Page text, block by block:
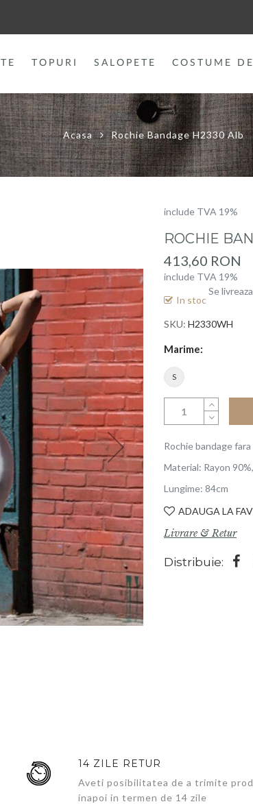
TOPURI SALOPETE COSTUME
Acasa Rochie Bandage H2330 Alb
include TVA 19%
ROCHIE
413,60 RON
include TVA 19%
In stoc
Se
SKU H2330WH
Marime
S
Rochie bandage
Material: Rayon
Lungime: 84cm
ADAUGA LA
Livrare & Retur
Distribuie:
14 ZILE RETUR
Aveti posibilitatea de a trimite
inapoi in termen de 14 zile